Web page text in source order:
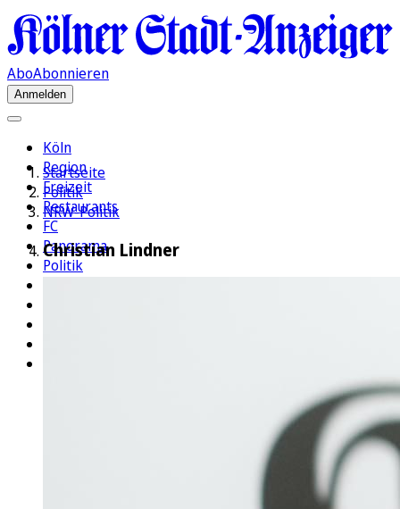
AboAbonnieren
Anmelden
Köln
Region
Freizeit
Restaurants
FC
Panorama
Politik
Startseite
Politik
NRW-Politik
Christian Lindner